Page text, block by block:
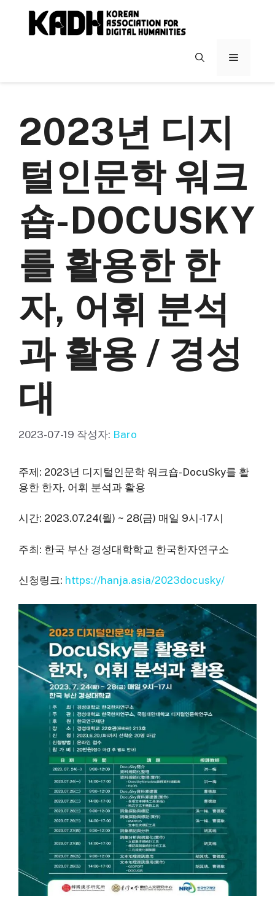
메
2023년 디지
털인문학 워크
숍-DOCUSKY
를 활용한 한
자, 어휘 분석
과 활용 / 경성
대
2023-07-19 작성자: Baro
주제: 2023년 디지털인문학 워크숍-DocuSky를 활
용한 한자, 어휘 분석과 활용
시간: 2023.07.24(월) ~ 28(금) 매일 9시-17시
주최: 한국 부산 경성대학학교 한국한자연구소
신청링크: https://hanja.asia/2023docusky/